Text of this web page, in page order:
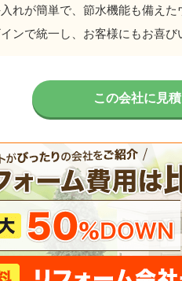
れが簡単で、節水機能も備え
ンで統一し、お客様にもお喜び
この会社に見